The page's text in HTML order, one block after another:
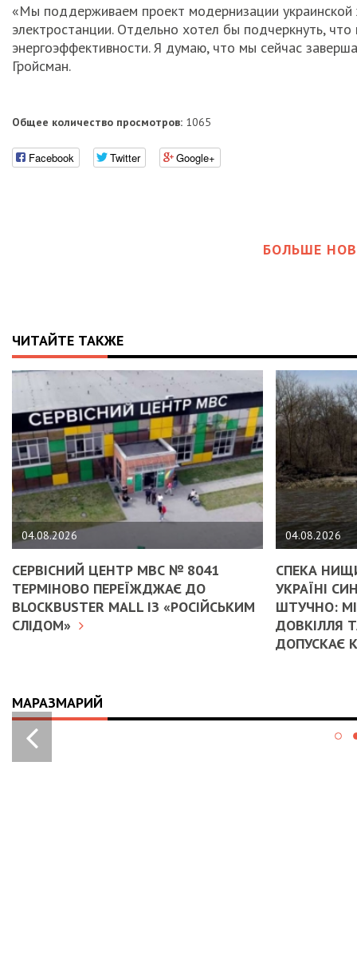
«Мы поддерживаем проект модернизации украинской
электростанции. Отдельно хотел бы подчеркнуть,
энергоэффективности. Я думаю, что мы сейчас
Гройсман.
Общее количество просмотров: 1065
Facebook Twitter Google+
БОЛЬШЕ
ЧИТАЙТЕ ТАКЖЕ
04.08.2026
СЕРВІСНИЙ ЦЕНТР МВС № 8041
ТЕРМІНОВО ПЕРЕЇЖДЖАЄ ДО
BLOCKBUSTER MALL ІЗ «РОСІЙСЬКИМ
СЛІДОМ»
04.08.2026
СПЕКА
УКРАЇНІ
ШТУЧНО:
ДОВКІЛЛЯ
ДОПУСКАЄ
МАРАЗМАРИЙ